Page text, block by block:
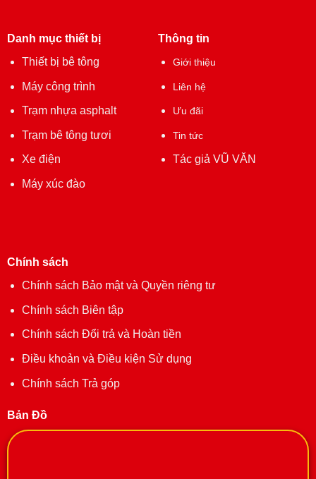
Danh mục thiết bị
Thiết bị bê tông
Máy công trình
Trạm nhựa asphalt
Trạm bê tông tươi
Xe điện
Máy xúc đào
Thông tin
Giới thiệu
Liên hệ
Ưu đãi
Tin tức
Tác giả VŨ VĂN
Chính sách
Chính sách Bảo mật và Quyền riêng tư
Chính sách Biên tập
Chính sách Đổi trả và Hoàn tiền
Điều khoản và Điều kiện Sử dụng
Chính sách Trả góp
Bản Đồ